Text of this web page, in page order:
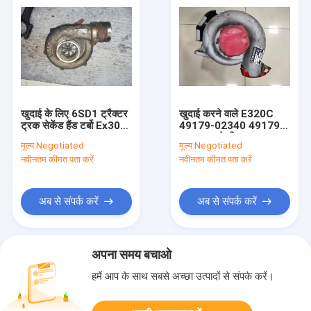
खुदाई के लिए 6SD1 ट्रैक्टर
ट्रक सेकेंड हैंड टर्बो Ex300-
मूल्य:Negotiated
नवीनतम कीमत पता करें
अब से संपर्क करें
खुदाई करने वाले E320C
49179-02340 49179-
हाथ टर्बो
मूल्य:Negotiated
नवीनतम कीमत पता करें
अब से संपर्क करें
अपना समय बचाओ
हमें आप के साथ सबसे अच्छा उत्पादों से संपर्क करें।